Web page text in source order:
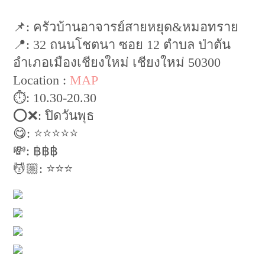
📌: ครัวบ้านอาจารย์สายหยุด&หมอทราย
📍: 32 ถนนโชตนา ซอย 12 ตำบล ป่าตัน
อำเภอเมืองเชียงใหม่ เชียงใหม่ 50300
Location :MAP
⏱: 10.30-20.30
⭕️❌: ปิดวันพุธ
😋: ⭐️⭐️⭐️⭐️⭐️
💸: ฿฿฿
💆🏼: ⭐️⭐️⭐️